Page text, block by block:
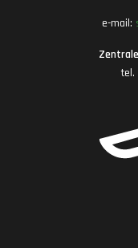
e-mail:
tel.